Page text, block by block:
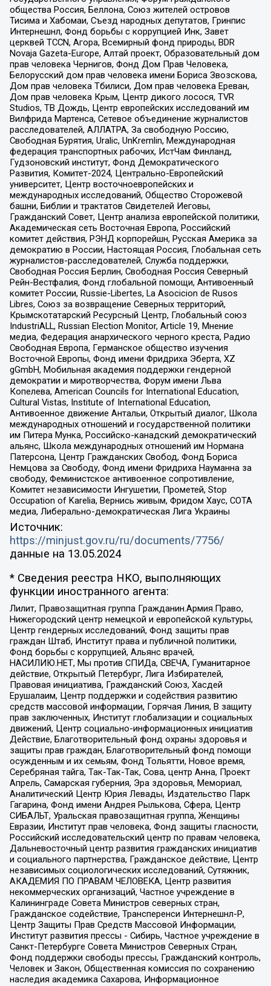
общества Россия, Беллона, Союз жителей островов
Тисима и Хабомаи, Съезд народных депутатов, Гринпис
Интернешнл, Фонд борьбы с коррупцией Инк, Завет
церквей TCCN, Агора, Всемирный фонд природы, BDR
Novaja Gazeta-Europe, Алтай проект, Образовательный дом
прав человека Чернигов, Фонд Дом Прав Человека,
Белорусский дом прав человека имени Бориса Звозскова,
Дом прав человека Тбилиси, Дом прав человека Ереван,
Дом прав человека Крым, Центр дикого лосося, TVR
Studios, ТВ Дождь, Центр европейских исследований им
Вилфрида Мартенса, Сетевое объединение журналистов
расследователей, АЛЛАТРА, За свободную Россию,
Свободная Бурятия, Uralic, UnKremlin, Международная
федерация транспортных рабочих, ИстЧам Финланд,
Гудзоновский институт, Фонд Демократического
Развития, Комитет-2024, Центрально-Европейский
университет, Центр восточноевропейских и
международных исследований, Общество Сторожевой
башни, Библии и трактатов Свидетелей Иеговы,
Гражданский Совет, Центр анализа европейской политики,
Академическая сеть Восточная Европа, Российский
комитет действия, РЭНД корпорейшн, Русская Америка за
демократию в России, Настоящая Россия, Глобальная сеть
журналистов-расследователей, Служба поддержки,
Свободная Россия Берлин, Свободная Россия Северный
Рейн-Вестфалия, Фонд глобальной помощи, Антивоенный
комитет России, Russie-Libertes, La Asocicion de Rusos
Libres, Союз за возвращение Северных территорий,
Крымскотатарский Ресурсный Центр, Глобальный союз
IndustriALL, Russian Election Monitor, Article 19, Мнение
медиа, Федерация анархического черного креста, Радио
Свободная Европа, Германское общество изучения
Восточной Европы, Фонд имени Фридриха Эберта, XZ
gGmbH, Мобильная академия поддержки гендерной
демократии и миротворчества, Форум имени Льва
Копелева, American Councils for International Education,
Cultural Vistas, Institute of International Education,
Антивоенное движение Антальи, Открытый диалог, Школа
международных отношений и государственной политики
им Питера Мунка, Российско-канадский демократический
альянс, Школа международных отношений им Нормана
Патерсона, Центр Гражданских Свобод, Фонд Бориса
Немцова за Свободу, Фонд имени Фридриха Науманна за
свободу, Феминистское антивоенное сопротивление,
Комитет независимости Ингушетии, Прометей, Stop
Occupation of Karelia, Вернись живым, Фридом Хаус, СОТА
медиа, Либерально-демократическая Лига Украины
Источник:
https://minjust.gov.ru/ru/documents/7756/
данные на 13.05.2024
* Сведения реестра НКО, выполняющих
функции иностранного агента:
Лилит, Правозащитная группа Гражданин.Армия.Право,
Нижегородский центр немецкой и европейской культуры,
Центр гендерных исследований, Фонд защиты прав
граждан Штаб, Институт права и публичной политики,
Фонд борьбы с коррупцией, Альянс врачей,
НАСИЛИЮ.НЕТ, Мы против СПИДа, СВЕЧА, Гуманитарное
действие, Открытый Петербург, Лига Избирателей,
Правовая инициатива, Гражданский Союз, Хасдей
Ерушалаим, Центр поддержки и содействия развитию
средств массовой информации, Горячая Линия, В защиту
прав заключенных, Институт глобализации и социальных
движений, Центр социально-информационных инициатив
Действие, Благотворительный фонд охраны здоровья и
защиты прав граждан, Благотворительный фонд помощи
осужденным и их семьям, Фонд Тольятти, Новое время,
Серебряная тайга, Так-Так-Так, Сова, центр Анна, Проект
Апрель, Самарская губерния, Эра здоровья, Мемориал,
Аналитический Центр Юрия Левады, Издательство Парк
Гагарина, Фонд имени Андрея Рылькова, Сфера, Центр
СИБАЛЬТ, Уральская правозащитная группа, Женщины
Евразии, Институт прав человека, Фонд защиты гласности,
Российский исследовательский центр по правам человека,
Дальневосточный центр развития гражданских инициатив
и социального партнерства, Гражданское действие, Центр
независимых социологических исследований, Сутяжник,
АКАДЕМИЯ ПО ПРАВАМ ЧЕЛОВЕКА, Центр развития
некоммерческих организаций, Частное учреждение в
Калининграде Совета Министров северных стран,
Гражданское содействие, Трансперенси Интернешнл-Р,
Центр Защиты Прав Средств Массовой Информации,
Институт развития прессы - Сибирь, Частное учреждение в
Санкт-Петербурге Совета Министров Северных Стран,
Фонд поддержки свободы прессы, Гражданский контроль,
Человек и Закон, Общественная комиссия по сохранению
наследия академика Сахарова, Информационное